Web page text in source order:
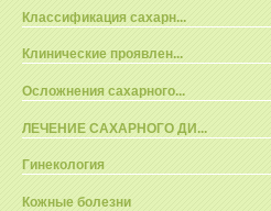
Классификация сахарн...
Клинические проявлен...
Осложнения сахарного...
ЛЕЧЕНИЕ САХАРНОГО ДИ...
Гинекология
Кожные болезни